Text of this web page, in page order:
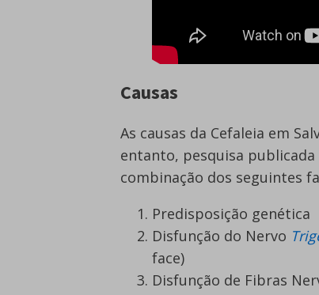
Causas
As causas da Cefaleia em
entanto, pesquisa publicada
combinação dos seguintes
Predisposição genética
Disfunção do Nervo
face)
Disfunção de Fibras